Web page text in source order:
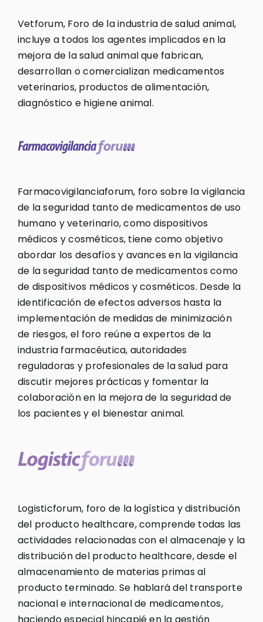
Vetforum, Foro de la industria de salud animal,
incluye a todos los agentes implicados en la
mejora de la salud animal que fabrican,
desarrollan o comercializan medicamentos
veterinarios, productos de alimentación,
diagnóstico e higiene animal.
Farmacovigilanciaforum, foro sobre la vigilancia
de la seguridad tanto de medicamentos de uso
humano y veterinario, como dispositivos
médicos y cosméticos, tiene como objetivo
abordar los desafíos y avances en la vigilancia
de la seguridad tanto de medicamentos como
de dispositivos médicos y cosméticos. Desde la
identificación de efectos adversos hasta la
implementación de medidas de minimización
de riesgos, el foro reúne a expertos de la
industria farmacéutica, autoridades
reguladoras y profesionales de la salud para
discutir mejores prácticas y fomentar la
colaboración en la mejora de la seguridad de
los pacientes y el bienestar animal.
Logisticforum, foro de la logística y distribución
del producto healthcare, comprende todas las
actividades relacionadas con el almacenaje y la
distribución del producto healthcare, desde el
almacenamiento de materias primas al
producto terminado. Se hablará del transporte
nacional e internacional de medicamentos,
haciendo especial hincapié en la gestión